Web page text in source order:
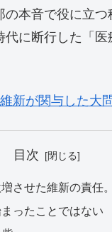
本音で役に立
に断行した「
新が関与した大
目次
させた維新の責任
ったことではない